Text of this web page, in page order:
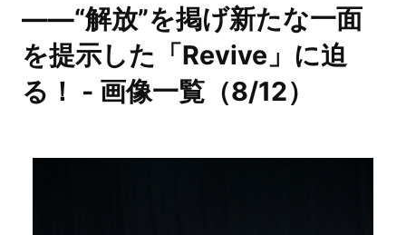
――“解放”を掲げ新たな一面
を提示した「Revive」に迫
る！ - 画像一覧（8/12）